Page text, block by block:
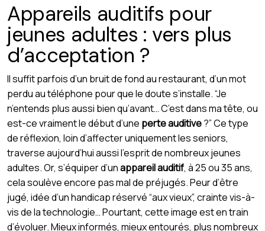
Appareils auditifs pour
jeunes adultes : vers plus
d’acceptation ?
Il suffit parfois d’un bruit de fond au restaurant, d’un mot
perdu au téléphone pour que le doute s’installe. “Je
n’entends plus aussi bien qu’avant… C’est dans ma tête, ou
est-ce vraiment le début d’une perte auditive?” Ce type
de réflexion, loin d’affecter uniquement les seniors,
traverse aujourd’hui aussi l’esprit de nombreux jeunes
adultes. Or, s’équiper d’unappareil auditif, à 25 ou 35 ans,
cela soulève encore pas mal de préjugés. Peur d’être
jugé, idée d’un handicap réservé “aux vieux”, crainte vis-à-
vis de la technologie… Pourtant, cette image est en train
d’évoluer. Mieux informés, mieux entourés, plus nombreux